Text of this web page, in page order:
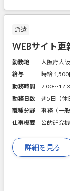
派遣
WEBサイト更
勤務地
大阪府大
給与
時給
勤務時間
9:00～
勤務日数
週5日（休
職種分野
事務（一
仕事概要
公的研究
詳細を見る